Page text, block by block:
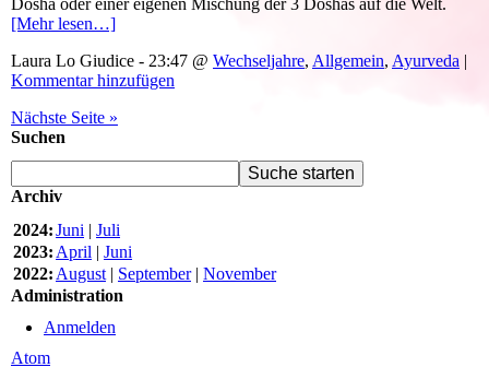
Dosha oder einer eigenen Mischung der 3 Doshas auf die Welt.
[Mehr lesen…]
Laura Lo Giudice - 23:47 @ Wechseljahre, Allgemein, Ayurveda |
Kommentar hinzufügen
Nächste Seite »
Suchen
Archiv
2024:Juni | Juli
2023: April | Juni
2022: August | September| November
Administration
Anmelden
Atom